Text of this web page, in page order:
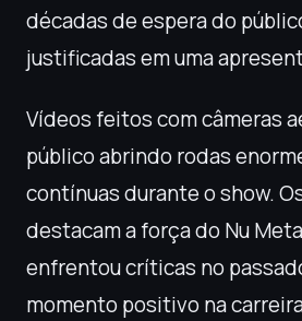
décadas de espera do
justificadas em uma
Vídeos feitos com câmeras
público abrindo rodas
contínuas durante o show.
destacam a força do Nu
enfrentou críticas no
momento positivo na